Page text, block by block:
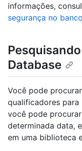
informações,
segurança no
Database
Você pode
qualificadores para
você pode
determinada data,
em uma biblioteca